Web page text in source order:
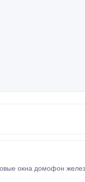
окна домофон